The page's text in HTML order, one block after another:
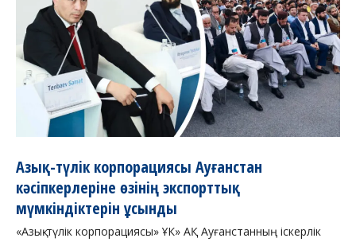
Азық-түлік корпорациясы Ауғанстан
кәсіпкерлеріне өзінің экспорттық
мүмкіндіктерін ұсынды
«Азық-түлік корпорациясы» ҰК» АҚ Ауғанстанның іскерлік